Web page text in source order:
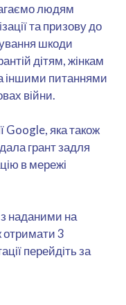
людям
та призову до
шкоди
дітям, жінкам
іншими питаннями
війни.
Google, яка також
грант задля
в мережі
наданими на
отримати 3
перейдіть за